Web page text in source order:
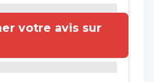
votre avis sur